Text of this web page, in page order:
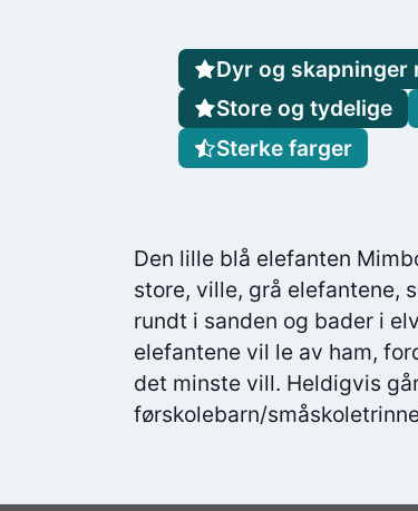
Den lille blå elefanten
store, ville, grå elefantene,
rundt i sanden og bader i
elefantene vil le av ham,
det minste vill. Heldigvis
førskolebarn/
Dyr og skapninger
Store og tydelige
Sterke farger